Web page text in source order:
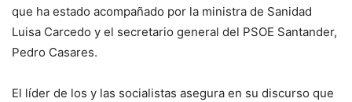
que ha estado acompañado por la ministra de Sanidad
Luisa Carcedo y el secretario general del PSOE Santander,
Pedro Casares.
El líder de los y las socialistas asegura en su discurso que